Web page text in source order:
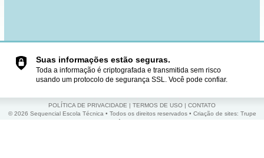
Suas informações estão seguras.
Toda a informação é criptografada e transmitida sem risco
usando um protocolo de segurança SSL. Você pode confiar.
POLÍTICA DE PRIVACIDADE | TERMOS DE USO | CONTATO
© 2026 Sequencial Escola Técnica • Todos os direitos reservados • Criação de sites: Trupe
Agência Criativa